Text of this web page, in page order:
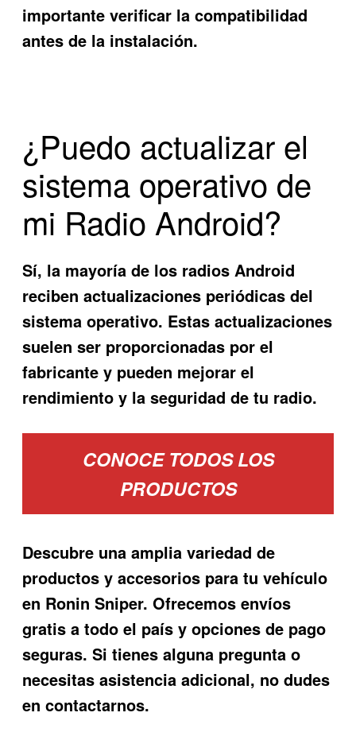
importante verificar la compatibilidad
antes de la instalación.
¿Puedo actualizar el
sistema operativo de
mi Radio Android?
Sí, la mayoría de los radios Android
reciben actualizaciones periódicas del
sistema operativo. Estas actualizaciones
suelen ser proporcionadas por el
fabricante y pueden mejorar el
rendimiento y la seguridad de tu radio.
CONOCE TODOS LOS
PRODUCTOS
Descubre una amplia variedad de
productos y accesorios para tu vehículo
en Ronin Sniper. Ofrecemos envíos
gratis a todo el país y opciones de pago
seguras. Si tienes alguna pregunta o
necesitas asistencia adicional, no dudes
en contactarnos.